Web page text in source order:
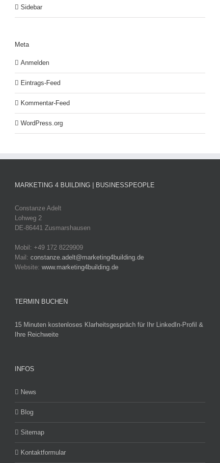
Sidebar
Meta
Anmelden
Eintrags-Feed
Kommentar-Feed
WordPress.org
MARKETING 4 BUILDING | BUSINESSPEOPLE
Constanze Adelt
Lohweg 2
DE-86441 Zusmarshausen
Mobil: +49 172 8229909
Mail: constanze.adelt@marketing4building.de
Website: www.marketing4building.de
TERMIN BUCHEN
15 Minuten kostenloses Klarheitsgespräch für Ihr LinkedIn-Profil &
Ihre Reichweite
INFOS
News
Blog
Sitemap
Kontaktformular